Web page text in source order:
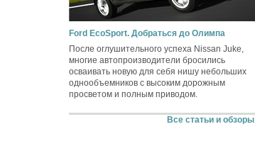
Ford EcoSport. Добраться до Олимпа
После оглушительного успеха Nissan Juke,
многие автопроизводители бросились
осваивать новую для себя нишу небольших
однообъемников с высоким дорожным
просветом и полным приводом.
Все статьи и обзоры